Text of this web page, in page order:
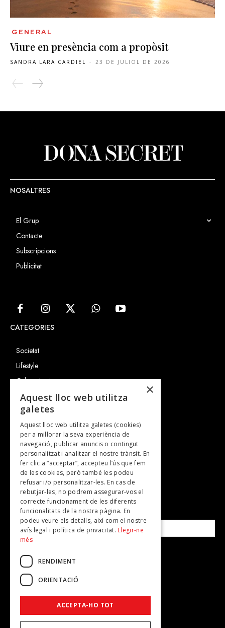
GENERAL
Viure en presència com a propòsit
SANDRA LARA CARDIEL - 23 DE JULIOL DE 2026
NOSALTRES
El Grup
Contacte
Subscripcions
Publicitat
CATEGORIES
Societat
Lifestyle
Cultura i art
Entrevistes
Gastronomia
TV
Plans per fer
Revistes
SUBSCRIU-TE A LA NOSTRA NEWSLETTER!
Correu electrònic*
Accepto lapolítica de privacitat
×
Aquest lloc web utilitza
galetes
Aquest lloc web utilitza galetes (cookies)
per a millorar la seva experiència de
navegació, publicar anuncis o contingut
personalitzat i analitzar el nostre trànsit. En
fer clic a “acceptar”, accepteu l’ús que fem
de les cookies, però també les podeu
refusar i/o personalitzar-les. En cas de
rebutjar-les, no podrem assegurar-vos el
correcte funcionament de les diferents
funcionalitats de la nostra pàgina. En
podeu veure els detalls, així com el nostre
avís legal i política de privacitat. Llegir-ne
més
RENDIMENT
ORIENTACIÓ
ACCEPTA-HO TOT